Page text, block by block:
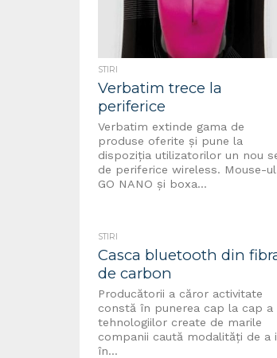
STIRI
Verbatim trece la
periferice
Verbatim extinde gama de
produse oferite și pune la
dispoziția utilizatorilor un nou
de periferice wireless. Mouse-ul
GO NANO şi boxa...
STIRI
Casca bluetooth din
de carbon
Producătorii a căror activitate
constă în punerea cap la cap a
tehnologiilor create de marile
companii caută modalități de a
în...